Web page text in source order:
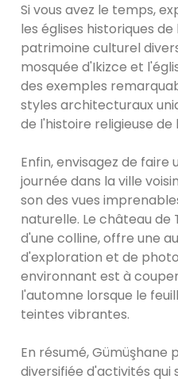
Si vous avez le temps,
les églises historiques
patrimoine culturel
mosquée d'Ikizce et
des exemples
styles architecturaux
de l'histoire religieuse de
Enfin, envisagez de faire
journée dans la ville
son des vues
naturelle. Le château de
d'une colline, offre une
d'exploration et de
environnant est à
l'automne lorsque le
teintes vibrantes.
En résumé, Gümüşhane
diversifiée d'activités qui